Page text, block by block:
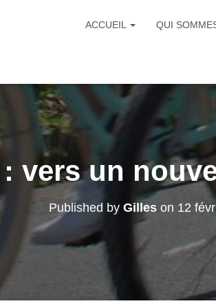
ACCUEIL QUI
vers un
Published by Gilleson 12